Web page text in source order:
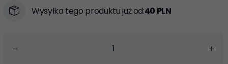
Wysyłka tego produktu już od:40 PLN